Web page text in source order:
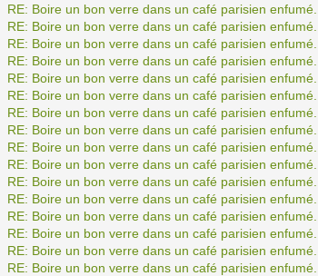
RE: Boire un bon verre dans un café parisien enfumé...
RE: Boire un bon verre dans un café parisien enfumé...
RE: Boire un bon verre dans un café parisien enfumé...
RE: Boire un bon verre dans un café parisien enfumé...
RE: Boire un bon verre dans un café parisien enfumé...
RE: Boire un bon verre dans un café parisien enfumé...
RE: Boire un bon verre dans un café parisien enfumé...
RE: Boire un bon verre dans un café parisien enfumé...
RE: Boire un bon verre dans un café parisien enfumé...
RE: Boire un bon verre dans un café parisien enfumé...
RE: Boire un bon verre dans un café parisien enfumé...
RE: Boire un bon verre dans un café parisien enfumé...
RE: Boire un bon verre dans un café parisien enfumé...
RE: Boire un bon verre dans un café parisien enfumé...
RE: Boire un bon verre dans un café parisien enfumé...
RE: Boire un bon verre dans un café parisien enfumé...